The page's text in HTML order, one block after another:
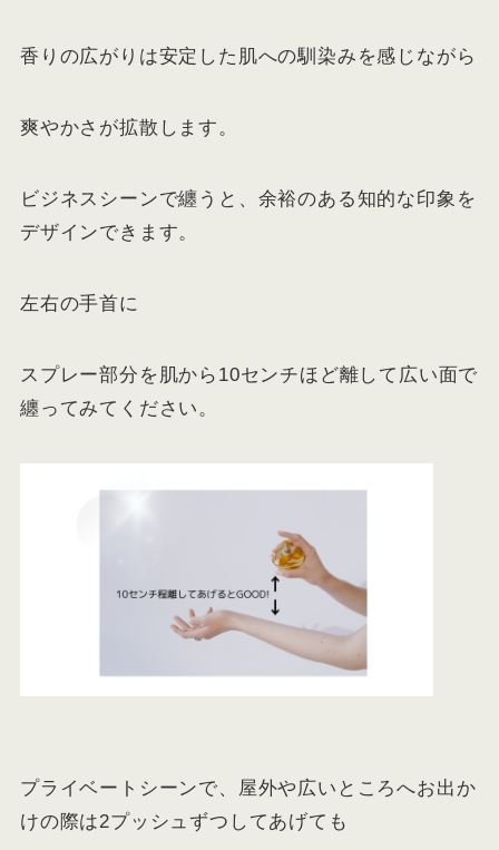
香りの広がりは安定した肌への馴染みを感じながら
爽やかさが拡散します。
ビジネスシーンで纏うと、余裕のある知的な印象を
デザインできます。
左右の手首に
スプレー部分を肌から10センチほど離して広い面で
纏ってみてください。
プライベートシーンで、屋外や広いところへお出か
けの際は2プッシュずつしてあげても